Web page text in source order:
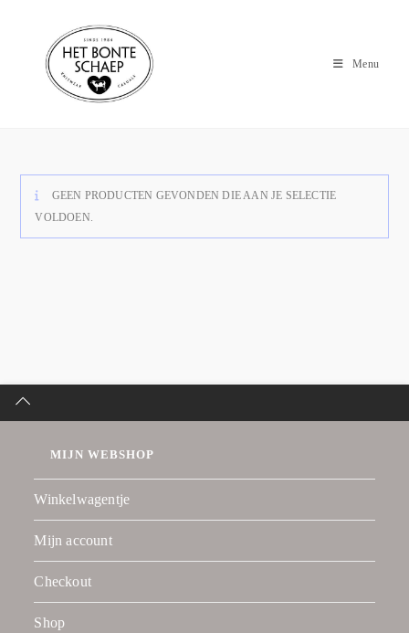
Menu
GEEN PRODUCTEN GEVONDEN DIE AAN JE SELECTIE
VOLDOEN.
MIJN WEBSHOP
Winkelwagentje
Mijn account
Checkout
Shop